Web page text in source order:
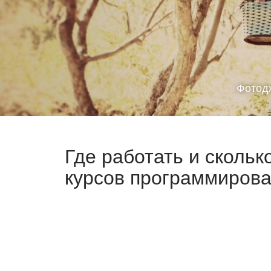
Где работать и
курсов